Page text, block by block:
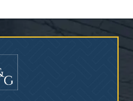
el riesgo de